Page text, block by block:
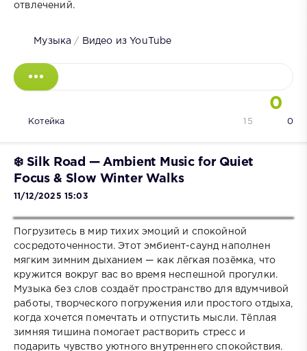
отвлечений.
Музыка / Видео из YouTube
0
Котейка 0
15
❄️ Silk Road — Ambient Music for Quiet
Focus & Slow Winter Walks
11/12/2025 15:03
Погрузитесь в мир тихих эмоций и спокойной
сосредоточенности. Этот эмбиент-саунд наполнен
мягким зимним дыханием — как лёгкая позёмка, что
кружится вокруг вас во время неспешной прогулки.
Музыка без слов создаёт пространство для вдумчивой
работы, творческого погружения или простого отдыха,
когда хочется помечтать и отпустить мысли. Тёплая
зимняя тишина помогает растворить стресс и
подарить чувство уютного внутреннего спокойствия.